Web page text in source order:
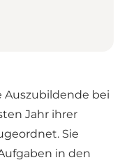
Auszubildende bei
Jahr ihrer
Sie
in den